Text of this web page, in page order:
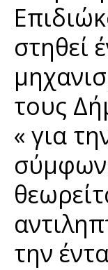
στηθεί
τους
« για
την